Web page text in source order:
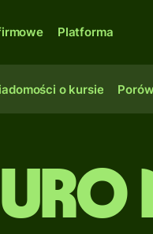
Platforma
o kursie